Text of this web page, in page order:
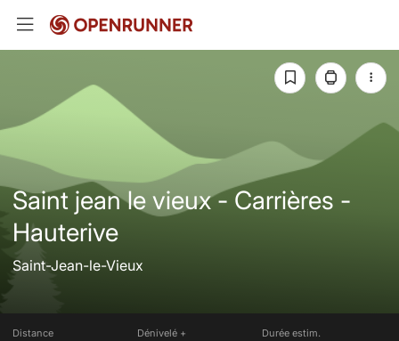
Saint jean le vieux - Carrières -
Hauterive
Saint-Jean-le-Vieux
Distance Dénivelé + Durée estim.